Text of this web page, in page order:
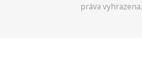
práva vyhrazena.